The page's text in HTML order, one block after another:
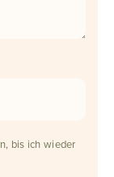
bis ich wieder